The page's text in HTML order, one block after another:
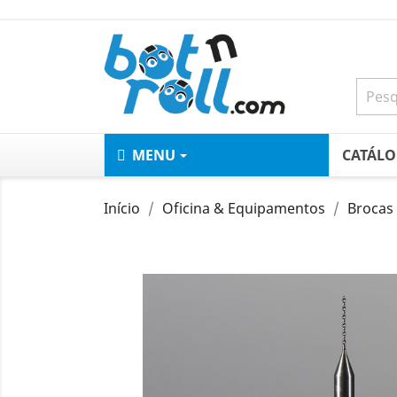
MENU
Início Oficina & Equipamentos